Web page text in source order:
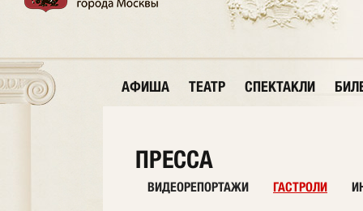
АФИША ТЕАТР СПЕКТАКЛИ
ПРЕССА
ВИДЕОРЕПОРТАЖИ ГАСТРОЛИ